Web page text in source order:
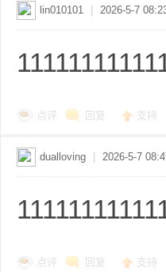
lin010101 2026-5-7
点评 回复 支持
dualloving 2026-5-7
点评 回复 支持